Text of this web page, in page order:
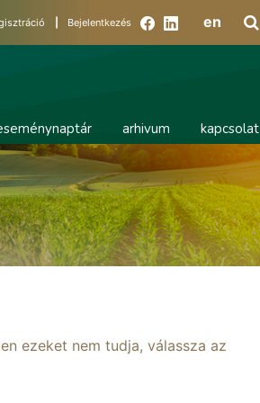
Bejelentkezés en
arhivum kapcsolat
ezeket nem tudja, válassza az